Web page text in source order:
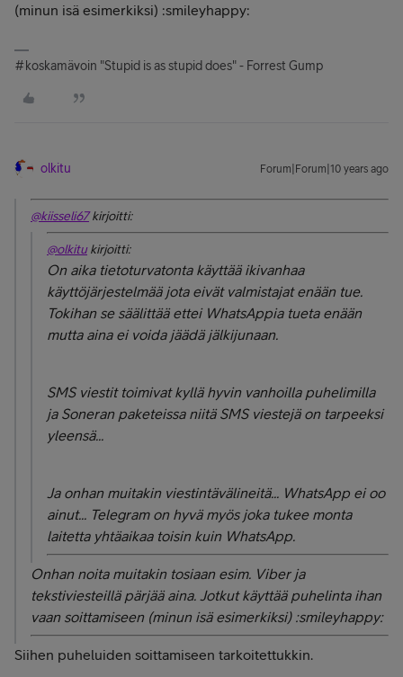
(minun isä esimerkiksi) :smileyhappy:
#koskamävoin "Stupid is as stupid does" - Forrest Gump
olkitu Forum|Forum|10 years ago
@kiisseli67kirjoitti:
@olkitukirjoitti:
On aika tietoturvatonta käyttää ikivanhaa
käyttöjärjestelmää jota eivät valmistajat enään tue.
Tokihan se säälittää ettei WhatsAppia tueta enään
mutta aina ei voida jäädä jälkijunaan.
SMS viestit toimivat kyllä hyvin vanhoilla puhelimilla
ja Soneran paketeissa niitä SMS viestejä on tarpeeksi
yleensä...
Ja onhan muitakin viestintävälineitä... WhatsApp ei oo
ainut... Telegram on hyvä myös joka tukee monta
laitetta yhtäaikaa toisin kuin WhatsApp.
Onhan noita muitakin tosiaan esim. Viber ja
tekstiviesteillä pärjää aina. Jotkut käyttää puhelinta ihan
vaan soittamiseen (minun isä esimerkiksi) :smileyhappy:
Siihen puheluiden soittamiseen tarkoitettukkin.